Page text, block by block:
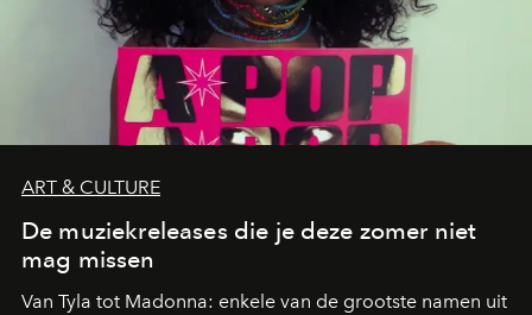
ART & CULTURE
De muziekreleases die je deze zomer niet
mag missen
Van Tyla tot Madonna: enkele van de grootste namen uit